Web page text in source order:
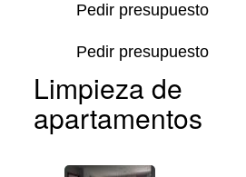
Pedir presupuesto
Pedir presupuesto
Limpieza de
apartamentos